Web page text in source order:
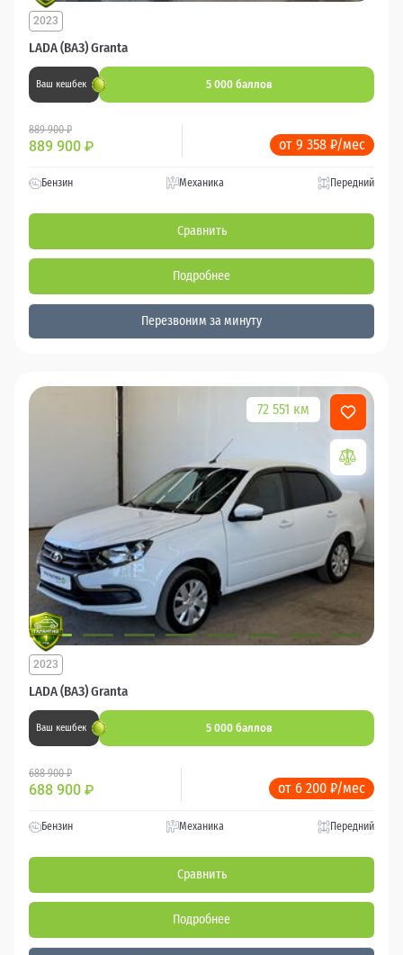
LADA (ВАЗ) Granta
2023
Ваш кешбек 5 000 баллов
889 900 ₽
889 900 ₽ от 9 358 ₽/мес
Бензин Механика Передний
Сравнить
Подробнее
Перезвоним за минуту
72 551 км
LADA (ВАЗ) Granta
2023
Ваш кешбек 5 000 баллов
688 900 ₽
688 900 ₽ от 6 200 ₽/мес
Бензин Механика Передний
Сравнить
Подробнее